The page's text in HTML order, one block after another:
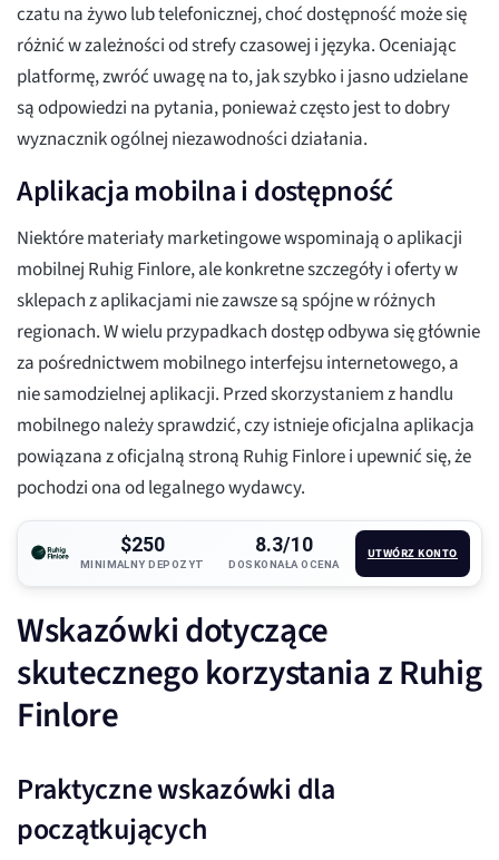
czatu na żywo lub telefonicznej, choć dostępność może się
różnić w zależności od strefy czasowej i języka. Oceniając
platformę, zwróć uwagę na to, jak szybko i jasno udzielane
są odpowiedzi na pytania, ponieważ często jest to dobry
wyznacznik ogólnej niezawodności działania.
Aplikacja mobilna i dostępność
Niektóre materiały marketingowe wspominają o aplikacji
mobilnej Ruhig Finlore, ale konkretne szczegóły i oferty w
sklepach z aplikacjami nie zawsze są spójne w różnych
regionach. W wielu przypadkach dostęp odbywa się głównie
za pośrednictwem mobilnego interfejsu internetowego, a
nie samodzielnej aplikacji. Przed skorzystaniem z handlu
mobilnego należy sprawdzić, czy istnieje oficjalna aplikacja
powiązana z oficjalną stroną Ruhig Finlore i upewnić się, że
pochodzi ona od legalnego wydawcy.
$250
MINIMALNY DEPOZYT
8.3/10
DOSKONAŁA OCENA
UTWÓRZ KONTO
Wskazówki dotyczące
skutecznego korzystania z Ruhig
Finlore
Praktyczne wskazówki dla
początkujących